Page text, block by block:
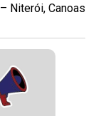
Niterói, Canoas